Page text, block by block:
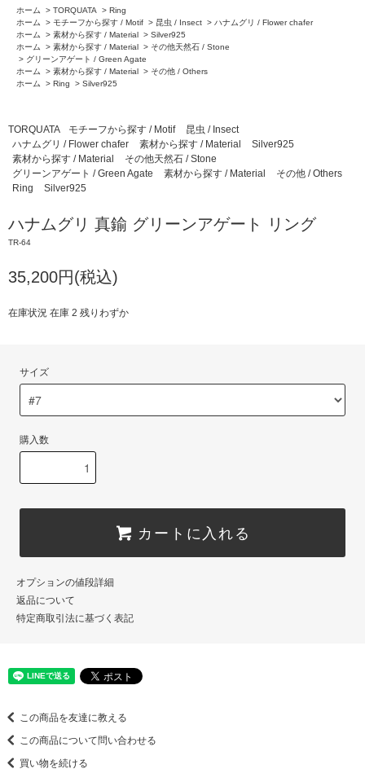
ホーム > TORQUATA > Ring
ホーム
> モチーフから探す / Motif > 昆虫 / Insect > ハナムグリ / Flower chafer
ホーム
> 素材から探す / Material > Silver925
ホーム
> 素材から探す / Material > その他天然石 / Stone
> グリーンアゲート / Green Agate
ホーム
> 素材から探す / Material > その他 / Others
ホーム
> Ring > Silver925
TORQUATA モチーフから探す / Motif
昆虫 / Insect
ハナムグリ / Flower chafer
素材から探す / Material
Silver925
素材から探す / Material
その他天然石 / Stone
グリーンアゲート / Green Agate
素材から探す / Material
その他 / Others
Ring
Silver925
ハナムグリ 真鍮 グリーンアゲート リング
TR-64
35,200円(税込)
在庫状況 在庫 2 残りわずか
サイズ
購入数
カートに入れる
オプションの値段詳細
返品について
特定商取引法に基づく表記
この商品を友達に教える
この商品について問い合わせる
買い物を続ける